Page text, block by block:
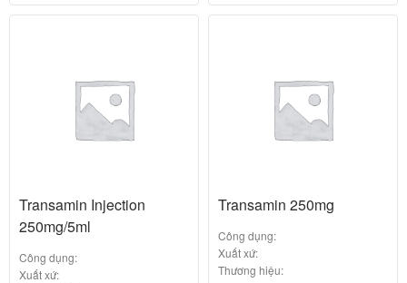
Transamin Injection
250mg/5ml
Công dụng:
Xuất xứ:
Transamin 250mg
Công dụng:
Xuất xứ:
Thương hiệu: